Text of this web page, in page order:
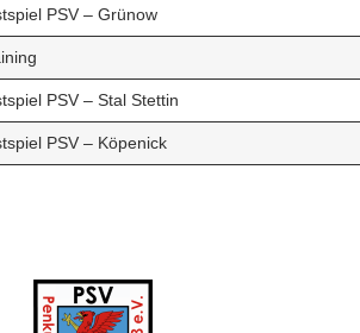
PSV – Grünow
PSV – Stal Stettin
PSV – Köpenick